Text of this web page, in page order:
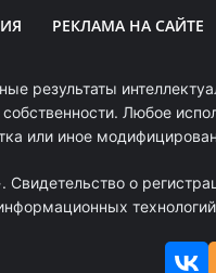
РЕКЛАМА НА САЙТЕ
результаты
собственности. Любое
или иное
Свидетельство о